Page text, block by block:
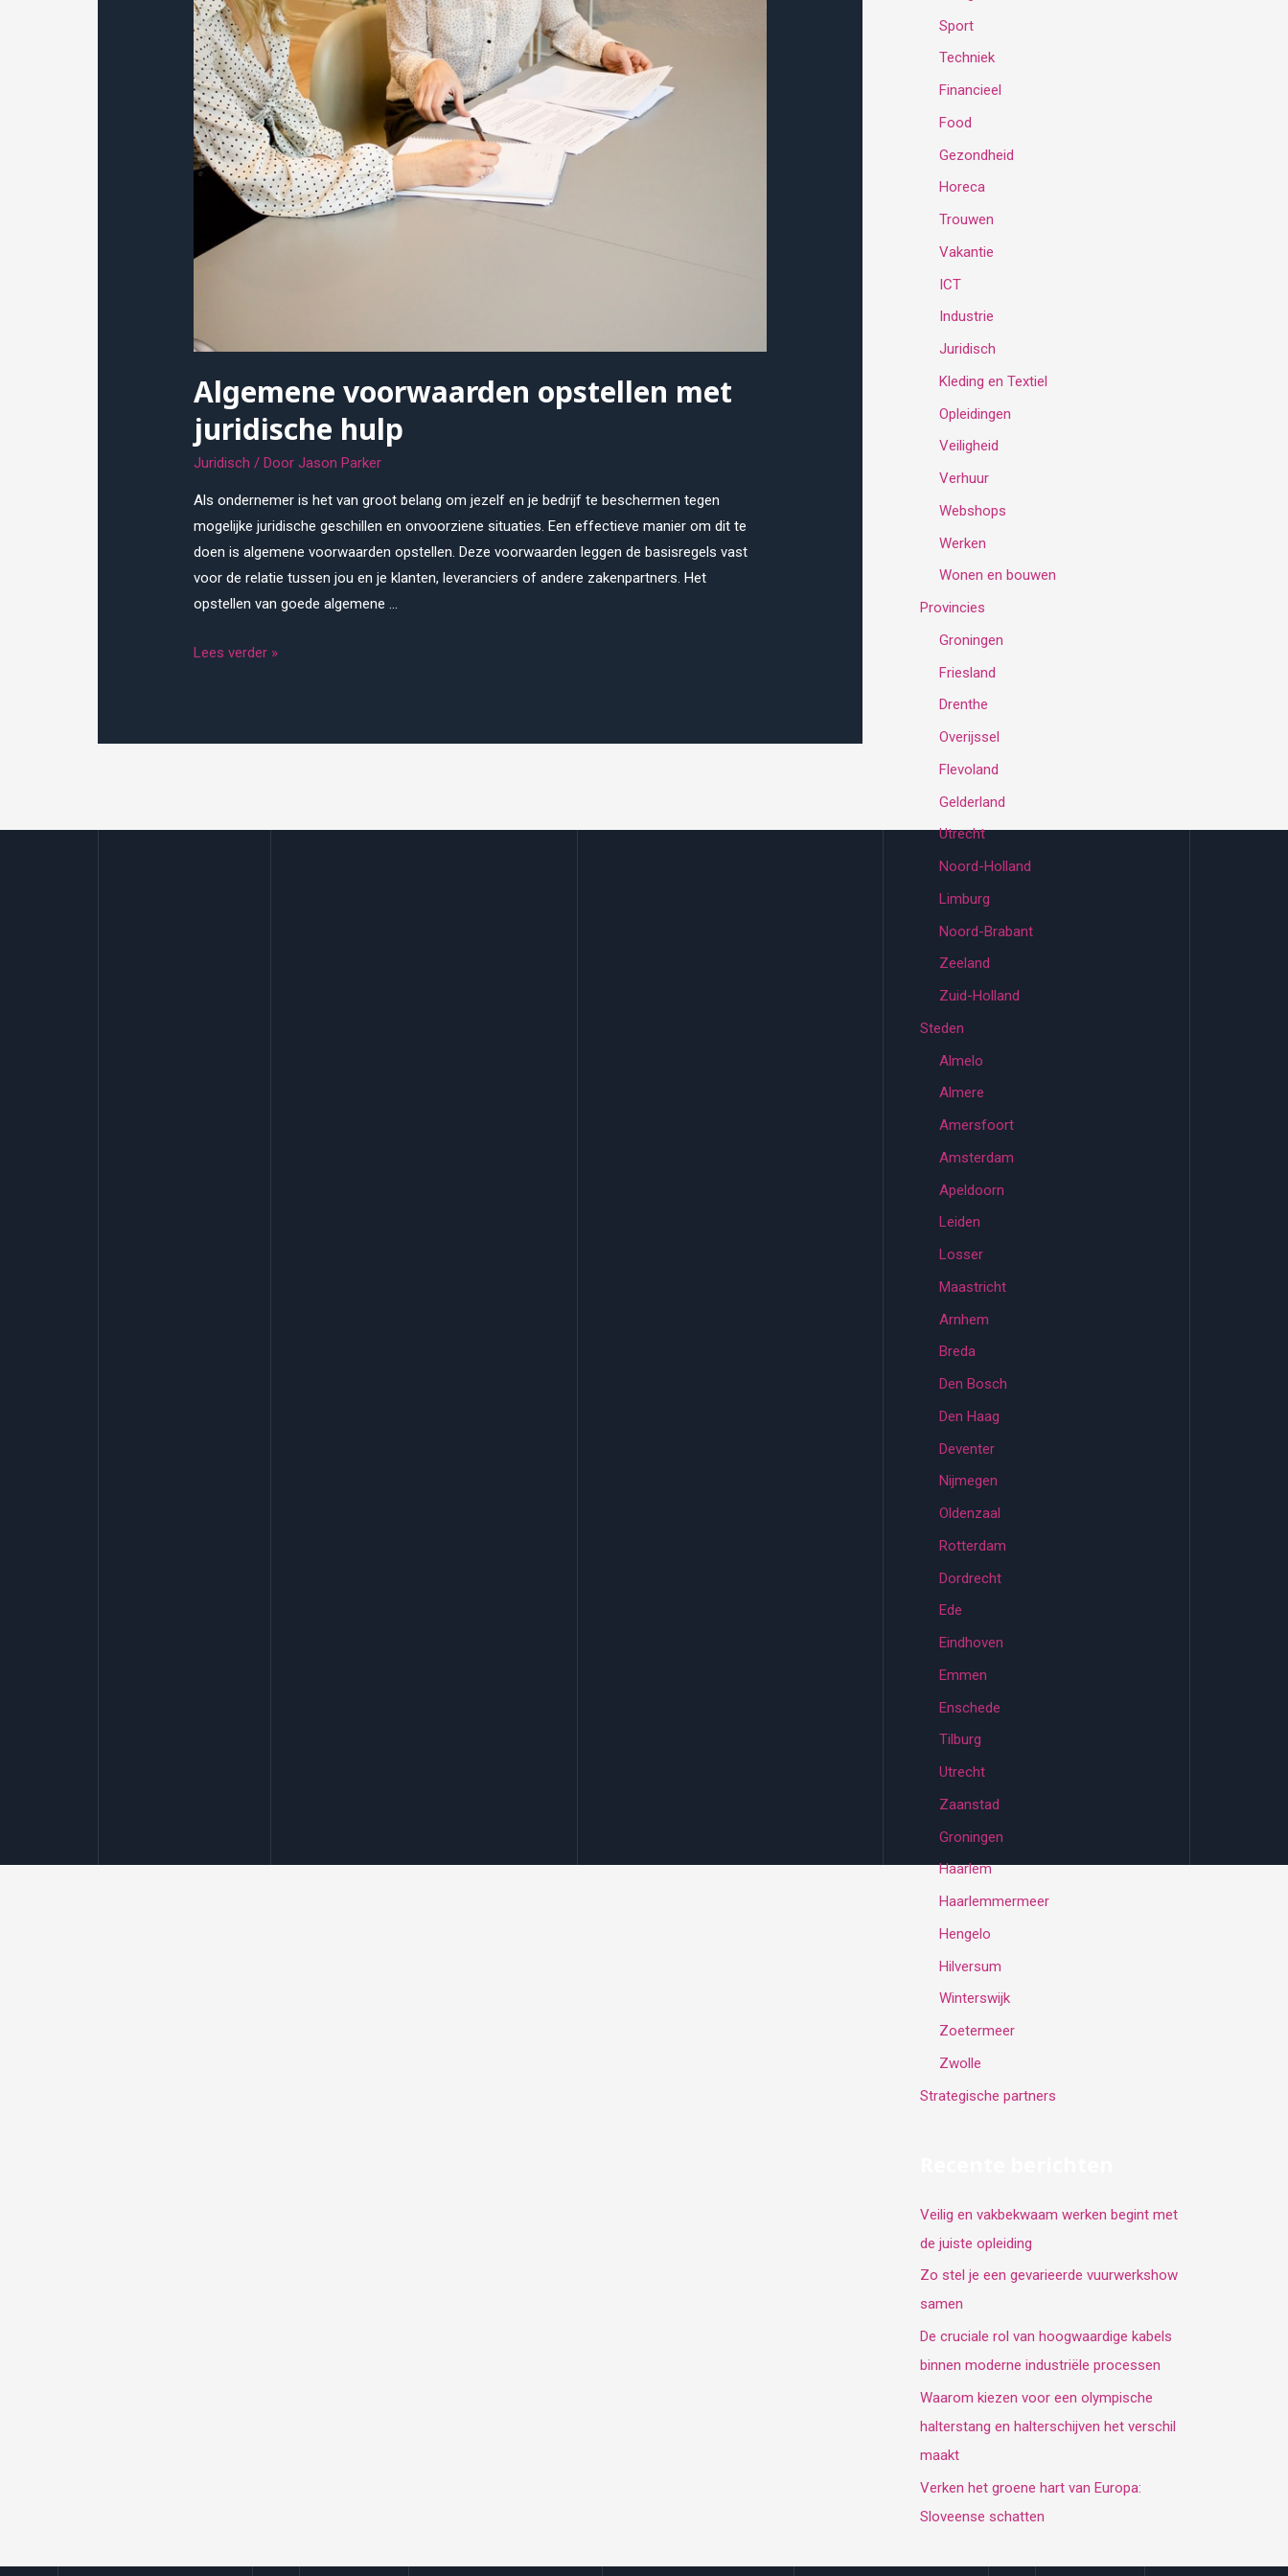
Algemene voorwaarden opstellen met
juridische hulp
Juridisch / DoorJason Parker
Als ondernemer is het van groot belang om jezelf en je bedrijf te beschermen tegen
mogelijke juridische geschillen en onvoorziene situaties. Een effectieve manier om dit te
doen is algemene voorwaarden opstellen. Deze voorwaarden leggen de basisregels vast
voor de relatie tussen jou en je klanten, leveranciers of andere zakenpartners. Het
opstellen van goede algemene …
Algemene
Lees verder »
Sport
Techniek
Financieel
Food
Gezondheid
Horeca
Trouwen
Vakantie
ICT
Industrie
Juridisch
Kleding en Textiel
Opleidingen
Veiligheid
Verhuur
Webshops
Werken
Wonen en bouwen
Provincies
Groningen
Friesland
Drenthe
Overijssel
Flevoland
Gelderland
Utrecht
Noord-Holland
Limburg
Noord-Brabant
Zeeland
Zuid-Holland
Steden
Almelo
Almere
Amersfoort
Amsterdam
Apeldoorn
Leiden
Losser
Maastricht
Arnhem
Breda
Den Bosch
Den Haag
Deventer
Nijmegen
Oldenzaal
Rotterdam
Dordrecht
Ede
Eindhoven
Emmen
Enschede
Tilburg
Utrecht
Zaanstad
Groningen
Haarlem
Haarlemmermeer
Hengelo
Hilversum
Winterswijk
Zoetermeer
Zwolle
Strategische partners
Veilig en vakbekwaam werken begint met
de juiste opleiding
Zo stel je een gevarieerde vuurwerkshow
samen
De cruciale rol van hoogwaardige kabels
binnen moderne industriële processen
Waarom kiezen voor een olympische
halterstang en halterschijven het verschil
maakt
Verken het groene hart van Europa:
Sloveense schatten